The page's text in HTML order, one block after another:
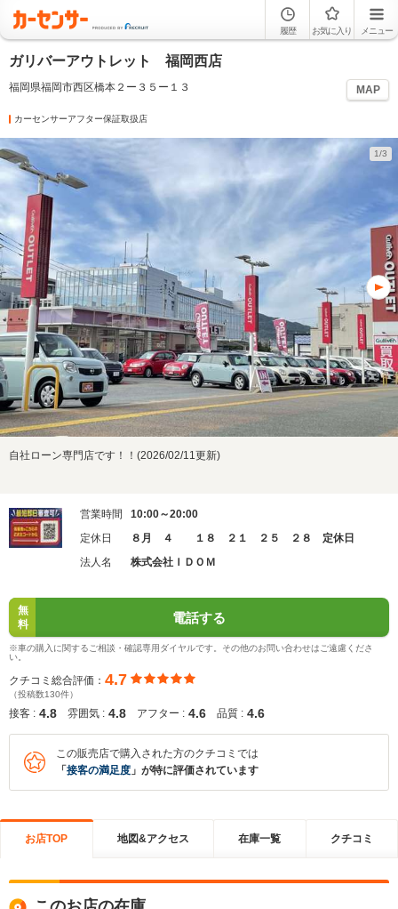
履歴 お気に入り メニュー
ガリバーアウトレット 福岡西店
福岡県福岡市西区橋本２ー３５ー１３ MAP
カーセンサーアフター保証取扱店
1/3
自社ローン専門店です！！(2026/02/11更新)
営業時間
10:00～20:00
定休日
８月 ４ １８ ２１ ２５ ２８ 定休日
法人名
株式会社ＩＤＯＭ
無
料
電話する
※車の購入に関するご相談・確認専用ダイヤルです。その他のお問い合わせはご遠慮くださ
い。
クチコミ総合評価： 4.7
（投稿数130件）
接客 : 4.8 雰囲気 : 4.8 アフター : 4.6 品質 : 4.6
この販売店で購入された方のクチコミでは
「 接客の満足度 」が特に評価されています
お店TOP 地図&アクセス 在庫一覧 クチコミ